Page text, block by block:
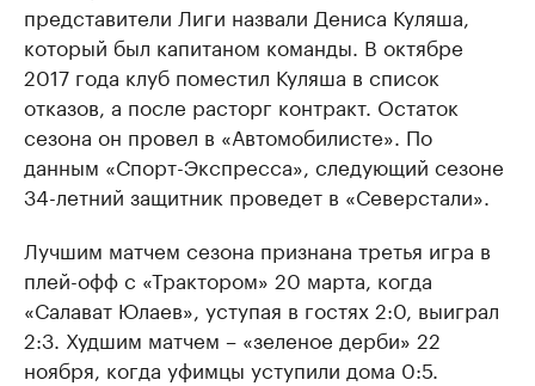
представители Лиги назвали Дениса Куляша,
который был капитаном команды. В октябре
2017 года клуб поместил Куляша в список
отказов, а после расторг контракт. Остаток
сезона он провел в «Автомобилисте». По
данным «Спорт-Экспресса», следующий сезоне
34-летний защитник проведет в «Северстали».
Лучшим матчем сезона признана третья игра в
плей-офф с «Трактором» 20 марта, когда
«Салават Юлаев», уступая в гостях 2:0, выиграл
2:3. Худшим матчем – «зеленое дерби» 22
ноября, когда уфимцы уступили дома 0:5.